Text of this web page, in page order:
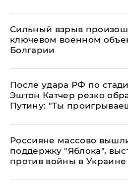
Сильный взрыв
ключевом военном
Болгарии
После удара РФ по
Эштон Катчер резко
Путину: "Ты
Россияне массово
поддержку "Яблока",
против войны в Украине